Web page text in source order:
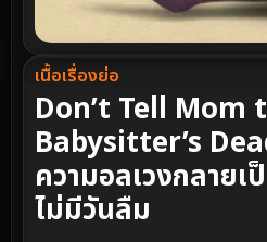
เนื้อเรื่องย่อ
Don’t Tell Mom
Babysitter’s
ความอลเวงกลาย
ไม่มีวันลืม